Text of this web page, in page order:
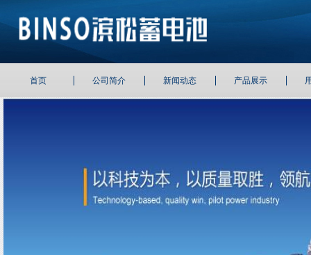
首页 公司简介 新闻动态 产品展示